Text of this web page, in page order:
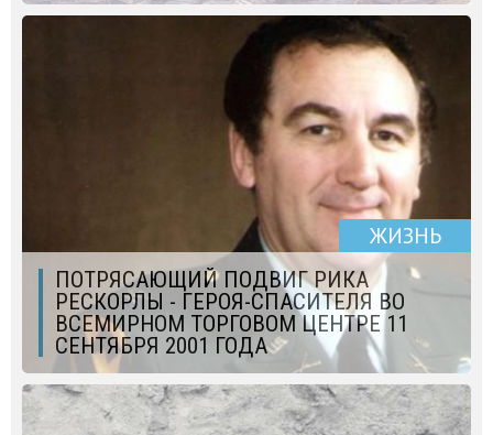
ЖИЗНЬ
ПОТРЯСАЮЩИЙ ПОДВИГ РИКА
РЕСКОРЛЫ - ГЕРОЯ-СПАСИТЕЛЯ ВО
ВСЕМИРНОМ ТОРГОВОМ ЦЕНТРЕ 11
СЕНТЯБРЯ 2001 ГОДА